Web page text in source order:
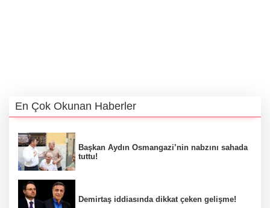
En Çok Okunan Haberler
Başkan Aydın Osmangazi’nin nabzını sahada
tuttu!
Demirtaş iddiasında dikkat çeken gelişme!